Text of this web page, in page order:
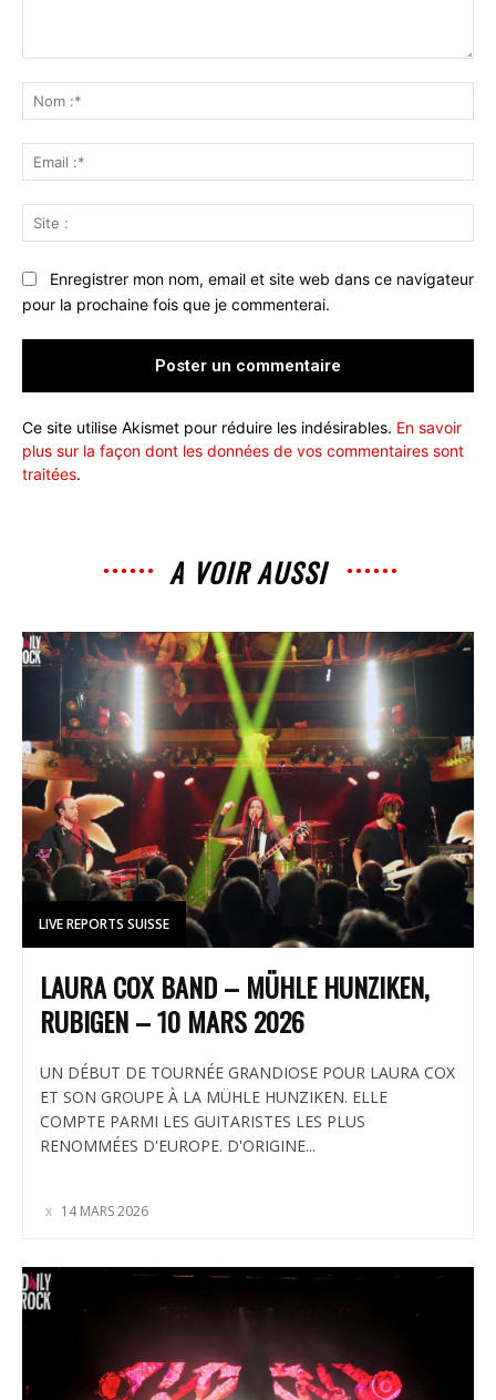
:*
:*
:
Enregistrer mon nom, email et site web dans ce navigateur
pour la prochaine fois que je commenterai.
Ce site utilise Akismet pour réduire les indésirables. En savoir
plus sur la façon dont les données de vos commentaires sont
traitées.
A VOIR AUSSI
LIVE REPORTS SUISSE
LAURA COX BAND – MÜHLE HUNZIKEN,
RUBIGEN – 10 MARS 2026
UN DÉBUT DE TOURNÉE GRANDIOSE POUR LAURA COX
ET SON GROUPE À LA MÜHLE HUNZIKEN. ELLE
COMPTE PARMI LES GUITARISTES LES PLUS
RENOMMÉES D'EUROPE. D'ORIGINE...
14 MARS 2026